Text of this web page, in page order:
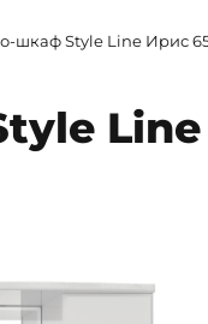
шкаф Style Line Ирис